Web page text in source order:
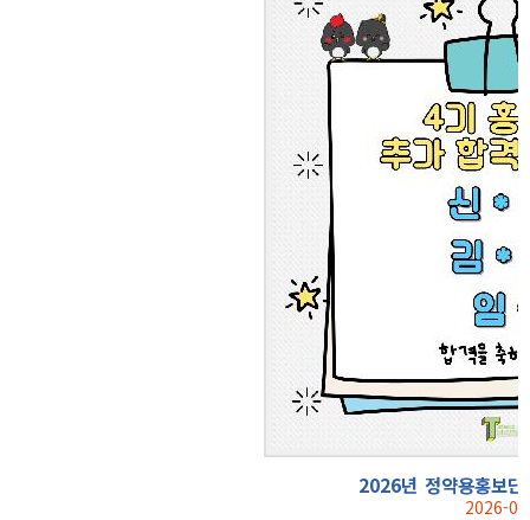
2026년 정약용홍보
2026-